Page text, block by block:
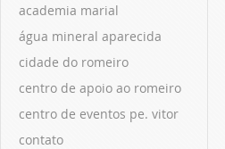
academia marial
água mineral aparecida
cidade do romeiro
centro de apoio ao romeiro
centro de eventos pe. vitor
contato